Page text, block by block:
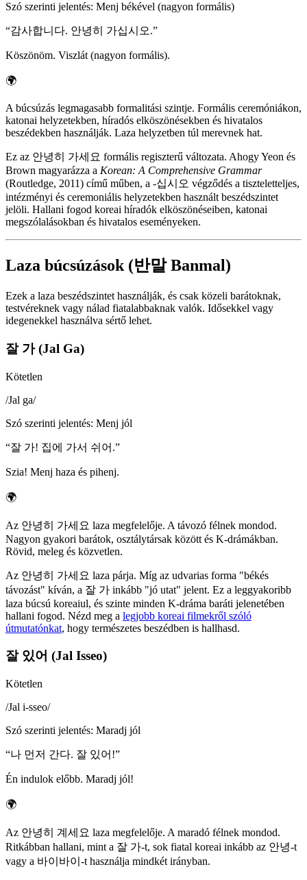
Szó szerinti jelentés: Menj békével (nagyon formális)
“감사합니다. 안녕히 가십시오.”
Köszönöm. Viszlát (nagyon formális).
🌍
A búcsúzás legmagasabb formalitási szintje. Formális ceremóniákon,
katonai helyzetekben, híradós elköszönésekben és hivatalos
beszédekben használják. Laza helyzetben túl merevnek hat.
Ez az 안녕히 가세요 formális regiszterű változata. Ahogy Yeon és
Brown magyarázza a Korean: A Comprehensive Grammar
(Routledge, 2011) című műben, a -십시오 végződés a tiszteletteljes,
intézményi és ceremoniális helyzetekben használt beszédszintet
jelöli. Hallani fogod koreai híradók elköszönéseiben, katonai
megszólalásokban és hivatalos eseményeken.
Laza búcsúzások (반말 Banmal)
Ezek a laza beszédszintet használják, és csak közeli barátoknak,
testvéreknek vagy nálad fiatalabbaknak valók. Idősekkel vagy
idegenekkel használva sértő lehet.
잘 가 (Jal Ga)
Kötetlen
/Jal ga/
Szó szerinti jelentés: Menj jól
“잘 가! 집에 가서 쉬어.”
Szia! Menj haza és pihenj.
🌍
Az 안녕히 가세요 laza megfelelője. A távozó félnek mondod.
Nagyon gyakori barátok, osztálytársak között és K-drámákban.
Rövid, meleg és közvetlen.
Az 안녕히 가세요 laza párja. Míg az udvarias forma "békés
távozást" kíván, a 잘 가 inkább "jó utat" jelent. Ez a leggyakoribb
laza búcsú koreaiul, és szinte minden K-dráma baráti jelenetében
hallani fogod. Nézd meg a legjobb koreai filmekről szóló
útmutatónkat, hogy természetes beszédben is hallhasd.
잘 있어 (Jal Isseo)
Kötetlen
/Jal i-sseo/
Szó szerinti jelentés: Maradj jól
“나 먼저 간다. 잘 있어!”
Én indulok előbb. Maradj jól!
🌍
Az 안녕히 계세요 laza megfelelője. A maradó félnek mondod.
Ritkábban hallani, mint a 잘 가-t, sok fiatal koreai inkább az 안녕-t
vagy a 바이바이-t használja mindkét irányban.